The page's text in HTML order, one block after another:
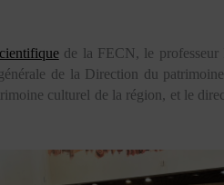
de la FECN, le professeur
de la Direction du
culturel de la région, et le